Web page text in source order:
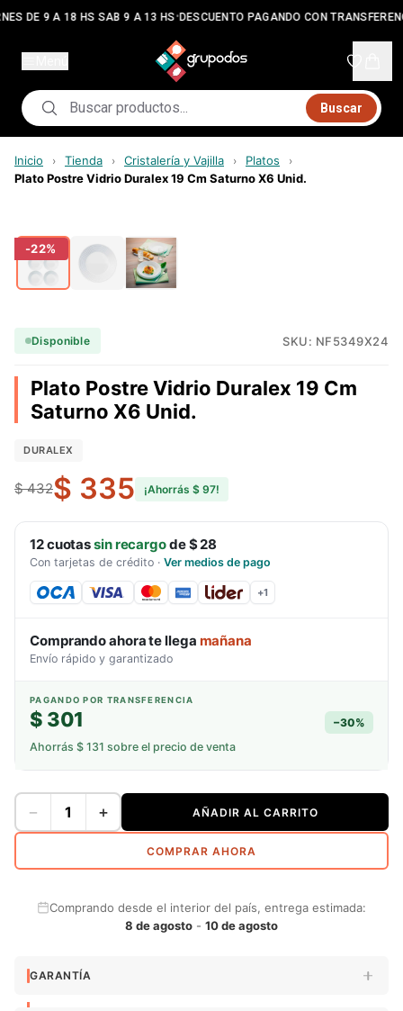
DE 9 A 18 HS SAB 9 A 13 HS•DESCUENTO PAGANDO CON
Buscar
Inicio › Tienda › Cristalería y Vajilla › Platos ›
Plato Postre Vidrio Duralex 19 Cm Saturno X6 Unid.
-22%
Disponible SKU: NF5349X24
Plato Postre Vidrio Duralex 19 Cm
Saturno X6 Unid.
DURALEX
$ 432$ 335 ¡Ahorrás $ 97!
12cuotassin recargode$ 28
Con tarjetas de crédito · Ver medios de pago
+1
Comprando ahora te llega mañana
Envío rápido y garantizado
PAGANDO POR TRANSFERENCIA
$ 301 −30%
Ahorrás $ 131 sobre el precio de venta
− + AÑADIR AL CARRITO
COMPRAR AHORA
Comprando desde el interior del país, entrega estimada:
8 de agosto - 10 de agosto
GARANTÍA